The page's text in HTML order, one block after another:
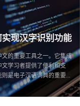
现汉字识别功能
的重要工具之一。它集成
学习者提供了便利和支
是电子汉语词典的重要...